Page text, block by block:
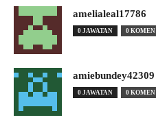
amelialeal17786
0 JAWATAN 0 KOMEN
amiebundey42309
0 JAWATAN 0 KOMEN